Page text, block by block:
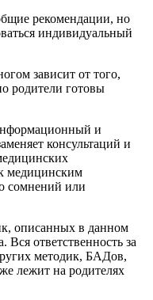
рекомендации, но
индивидуальный
зависит от того,
родители готовы
и
консультаций и
медицинским
сомнений или
описанных в данном
ответственность за
методик, БАДов,
лежит на родителях